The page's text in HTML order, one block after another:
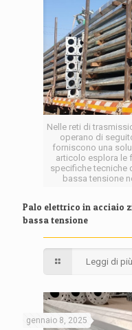
Nelle reti di
operano di
forniscono una
articolo esplora le
specifiche tecniche
bassa tensione
Palo elettrico in acciaio
bassa tensione
Leggi di più
gennaio 8, 2025